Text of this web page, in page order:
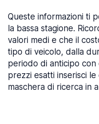
Queste informazioni ti
la bassa stagione.
valori medi e che il
tipo di veicolo, dalla
periodo di anticipo con
prezzi esatti inserisci
maschera di ricerca in